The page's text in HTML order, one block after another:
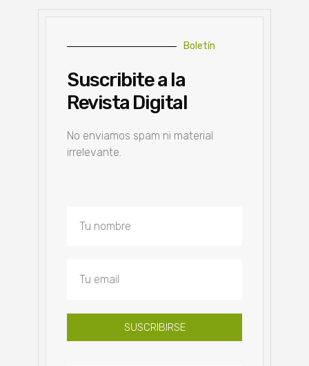
Boletín
Suscribite a la
Revista Digital
No enviamos spam ni material
irrelevante.
SUSCRIBIRSE